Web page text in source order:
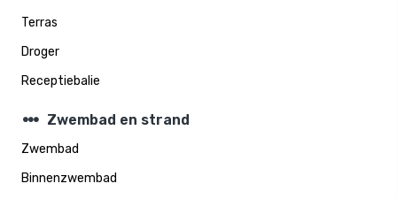
Terras
Droger
Receptiebalie
steppers Zwembad en strand
Zwembad
Binnenzwembad